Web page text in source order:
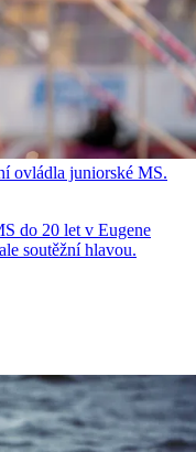
ovládla juniorské MS.
do 20 let v Eugene
soutěžní hlavou.